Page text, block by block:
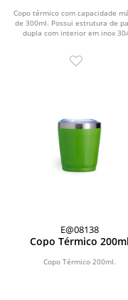
Copo térmico com capacidade
de 300ml. Possui estrutura de
dupla com interior em inox
E@08138
Copo Térmico 200ml
Copo Térmico 200ml.